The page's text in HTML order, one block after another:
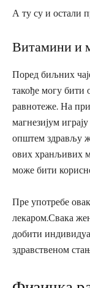
А ту су и остали
Витамини и
Поред биљних
такође могу
равнотеже. На
магнезијум
општем здрављу
ових хранљивих
може бити
Пре употребе
лекаром.Свака
добити
здравственом